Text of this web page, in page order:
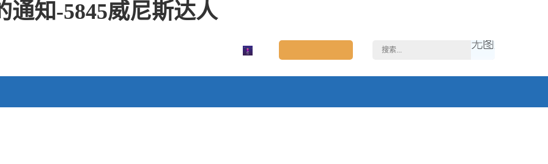
通知-5845威尼斯达人